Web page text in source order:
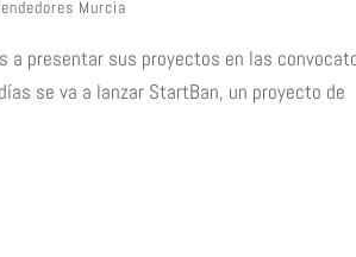
Murcia
a presentar sus proyectos en las
se va a lanzar StartBan, un proyecto de